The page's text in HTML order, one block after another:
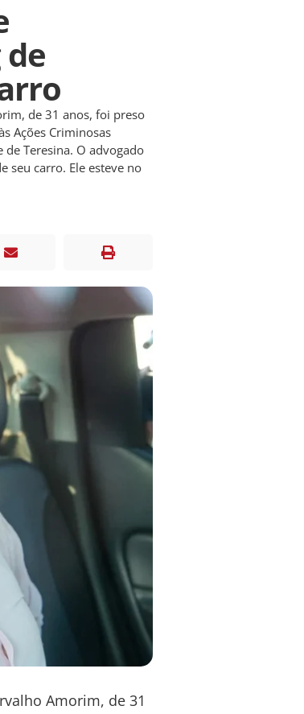
de 31 anos, foi preso
Ações Criminosas
de Teresina. O advogado
seu carro. Ele esteve no
Amorim, de 31